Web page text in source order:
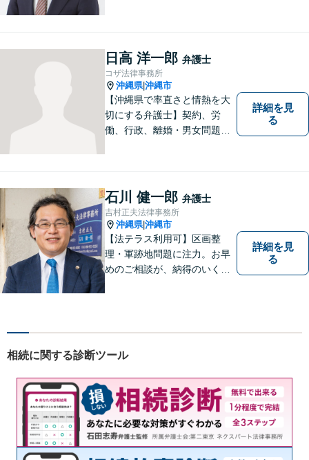
種多様なご相談に対応してお
ります。スピード感を持っ
て、かつ丁寧な対応を心がけ
ていますので、ぜひ気兼ねな
くご相談ください。
日高 洋一郎 弁護士
コザ法律事務所
沖縄県|沖縄市
【沖縄県で率直さと情熱を大
切にする弁護士】契約、労
働、行政、離婚・男女問題、
の皆様のお役に立てればと思
っております。お困りごとが
あれば、一度ご相談くださ
い。
詳細を見
る
石川 健一郎 弁護士
吉村正夫法律事務所
沖縄県|沖縄市
【法テラス利用可】区画整
理・軍跡地問題に注力。お早
めのご相談が、納得のいく解
代理人として全力でサポート
夜間対応】【駐車場あり】
詳細を見
る
相続に関する診断ツール